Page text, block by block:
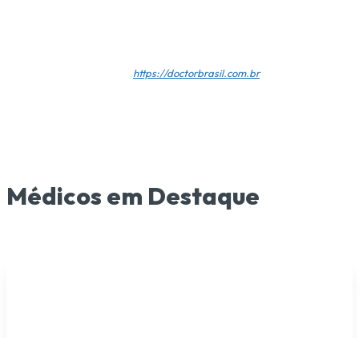
https://doctorbrasil.com.br
Médicos em Destaque